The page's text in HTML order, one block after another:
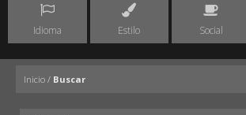
Idioma Estilo Social
Inicio / Buscar